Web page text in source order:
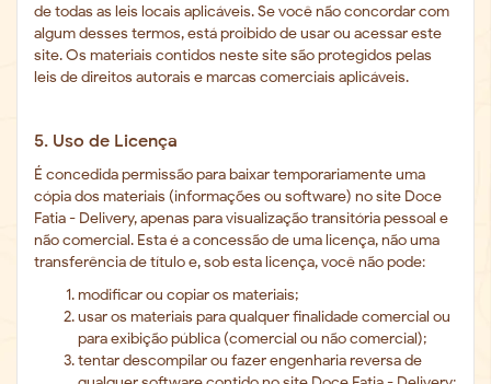
de todas as leis locais aplicáveis. Se você não concordar com
algum desses termos, está proibido de usar ou acessar este
site. Os materiais contidos neste site são protegidos pelas
leis de direitos autorais e marcas comerciais aplicáveis.
5. Uso de Licença
É concedida permissão para baixar temporariamente uma
cópia dos materiais (informações ou software) no site Doce
Fatia - Delivery, apenas para visualização transitória pessoal e
não comercial. Esta é a concessão de uma licença, não uma
transferência de título e, sob esta licença, você não pode:
modificar ou copiar os materiais;
usar os materiais para qualquer finalidade comercial ou
para exibição pública (comercial ou não comercial);
tentar descompilar ou fazer engenharia reversa de